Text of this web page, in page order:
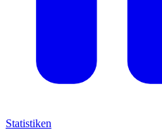
Statistiken